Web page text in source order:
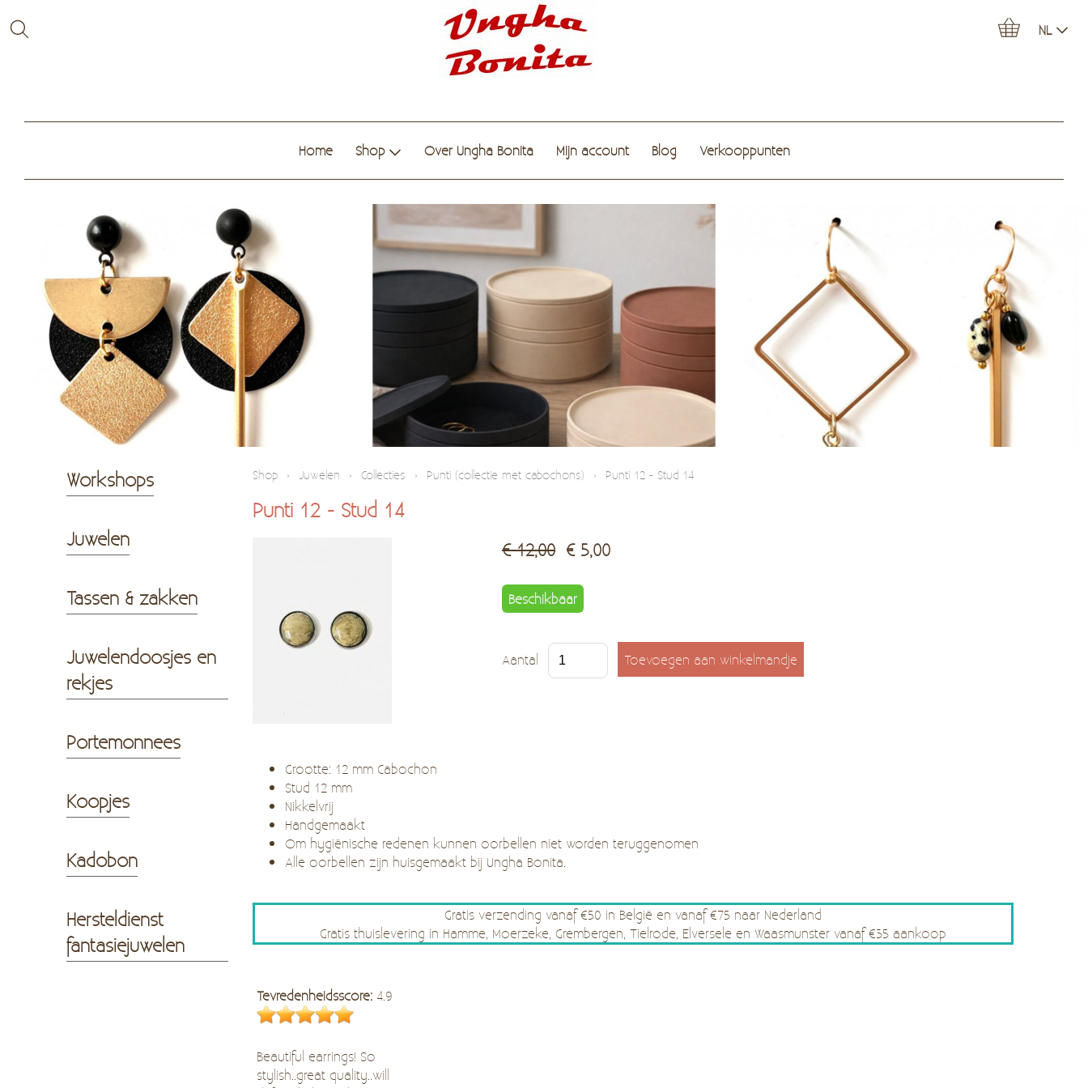
NL
Home Shop Over Ungha Bonita Mijn account Blog Verkooppunten
Workshops
Juwelen
Tassen & zakken
Juwelendoosjes en
rekjes
Portemonnees
Koopjes
Kadobon
Hersteldienst
fantasiejuwelen
Shop › Juwelen › Collecties › Punti (collectie met cabochons) › Punti 12 - Stud 14
Punti 12 - Stud 14
€ 12,00 € 5,00
Beschikbaar
Aantal
Grootte: 12 mm Cabochon
Stud 12 mm
Nikkelvrij
Handgemaakt
Om hygiënische redenen kunnen oorbellen niet worden teruggenomen
Alle oorbellen zijn huisgemaakt bij Ungha Bonita.
Gratis verzending vanaf €50 in België en vanaf €75 naar Nederland
Gratis thuislevering in Hamme, Moerzeke, Grembergen, Tielrode, Elversele en Waasmunster vanaf €35 aankoop
Tevredenheidsscore: 4.9
Beautiful earrings! So
stylish..great quality..will